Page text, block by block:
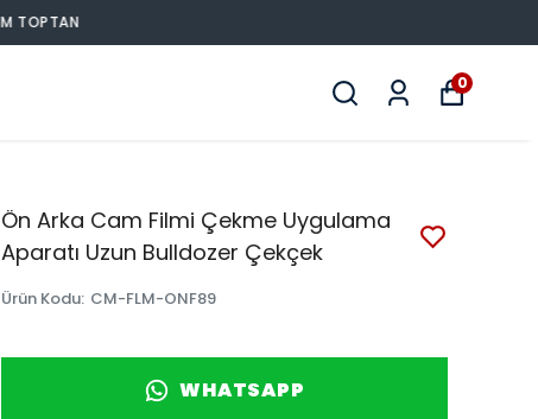
0
Ön Arka Cam Filmi Çekme Uygulama
Aparatı Uzun Bulldozer Çekçek
Ürün Kodu: CM-FLM-ONF89
WHATSAPP